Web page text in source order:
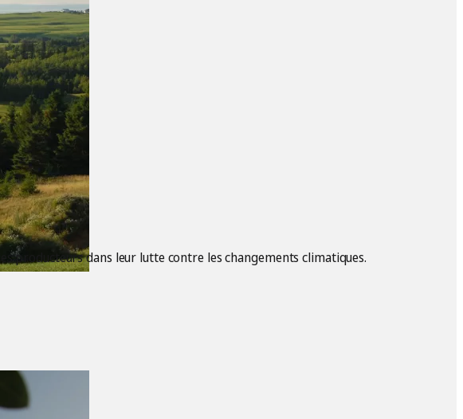
producteurs dans leur lutte contre les changements climatiques.